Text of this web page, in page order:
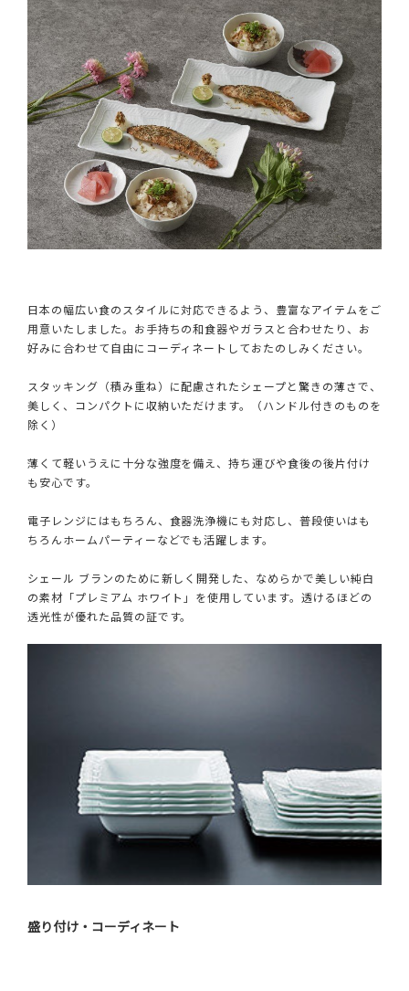
日本の幅広い食のスタイルに対応できるよう、豊富なアイテムをご
用意いたしました。お手持ちの和食器やガラスと合わせたり、お
好みに合わせて自由にコーディネートしておたのしみください。
スタッキング（積み重ね）に配慮されたシェープと驚きの薄さで、
美しく、コンパクトに収納いただけます。（ハンドル付きのものを
除く）
薄くて軽いうえに十分な強度を備え、持ち運びや食後の後片付け
も安心です。
電子レンジにはもちろん、食器洗浄機にも対応し、普段使いはも
ちろんホームパーティーなどでも活躍します。
シェール ブランのために新しく開発した、なめらかで美しい純白
の素材「プレミアム ホワイト」を使用しています。透けるほどの
透光性が優れた品質の証です。
盛り付け・コーディネート